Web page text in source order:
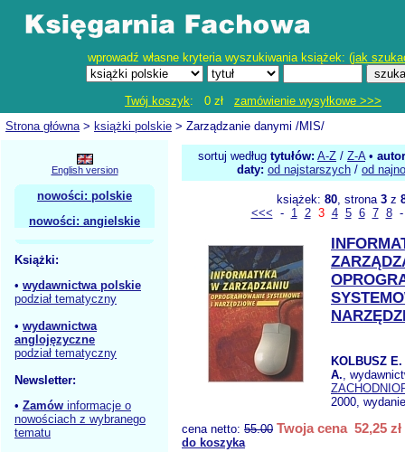
wprowadź własne kryteria wyszukiwania książek: (jak
Twój koszyk: 0 zł zamówienie wysyłkowe >>>
Strona główna> książki polskie > Zarządzanie danymi /MIS/
English version
nowości: polskie
nowości: angielskie
Książki:
• wydawnictwa polskie
podział tematyczny
• wydawnictwa
anglojęzyczne
podział tematyczny
Newsletter:
• Zamów informacje o
nowościach z wybranego
tematu
sortuj według tytułów: A-Z / Z-A•
daty: od najstarszych / od
książek: 80, strona 3z
<<< - 1 2 3 4 5 6 7 8
KOLBUSZ
A.,
2000,
cena netto: 55.00 Twoja cena 52,25 zł
do koszyka